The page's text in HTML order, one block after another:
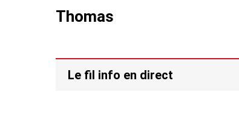
Thomas
Le fil info en direct